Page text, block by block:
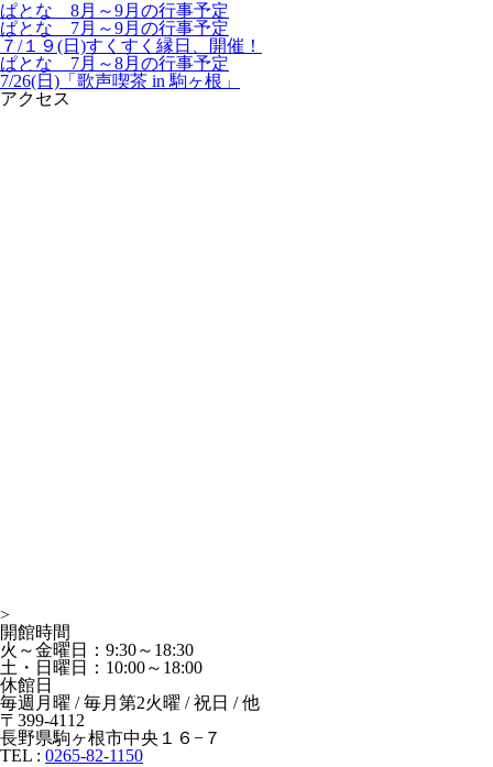
ぱとな 8月～9月の行事予定
ぱとな 7月～9月の行事予定
７/１９(日)すくすく縁日、開催！
ぱとな 7月～8月の行事予定
7/26(日)「歌声喫茶 in 駒ヶ根」
アクセス
>
開館時間
火～金曜日：9:30～18:30
土・日曜日：10:00～18:00
休館日
毎週月曜 / 毎月第2火曜 / 祝日 / 他
〒399-4112
長野県駒ヶ根市中央１６−７
TEL : 0265-82-1150